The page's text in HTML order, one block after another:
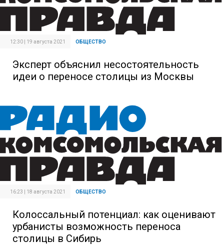
12:30 | 19 августа 2021 ОБЩЕСТВО
Эксперт объяснил несостоятельность
идеи о переносе столицы из Москвы
16:23 | 18 августа 2021 ОБЩЕСТВО
Колоссальный потенциал: как оценивают
урбанисты возможность переноса
столицы в Сибирь